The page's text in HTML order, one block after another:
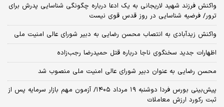
واکنش فرزند شهید لاریجانی به یک ادعا درباره چگونگی شناسایی پدرش برای
ترور/ فرضیه شناسایی در روز قدس قوی نیست
واکنش زیدآبادی به انتصاب محسن رضایی به دبیر شورای عالی امنیت ملی
اظهارات جدید سخنگوی ناجا درباره قتل حمیدرضا رجب‌زاده
محسن رضایی به عنوان دبیر شورای عالی امنیت ملی منصوب شد
​پیش‌بینی بورس فردا دوشنبه ۱۹ مرداد ۱۴۰۵/ آزمون مهم بازار سرمایه پس از
ثبت رکورد ارزش معاملات